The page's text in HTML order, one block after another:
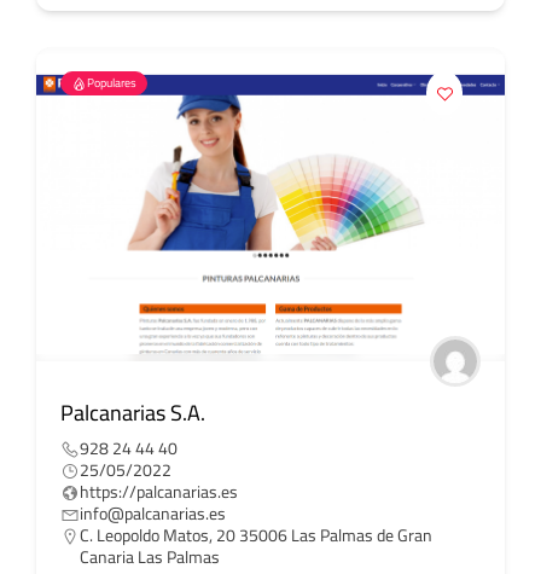
Populares
Palcanarias S.A.
928 24 44 40
25/05/2022
https://palcanarias.es
info@palcanarias.es
C. Leopoldo Matos, 20 35006 Las Palmas de Gran
Canaria Las Palmas